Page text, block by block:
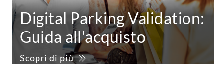
Digital Parking Validation:
Guida all'acquisto
Scopri di più